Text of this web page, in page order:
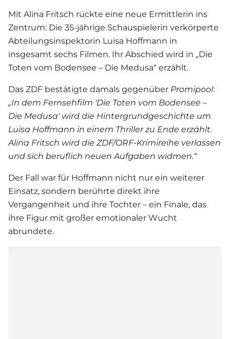
Mit Alina Fritsch rückte eine neue Ermittlerin ins
Zentrum: Die 35-jährige Schauspielerin verkörperte
Abteilungsinspektorin Luisa Hoffmann in
insgesamt sechs Filmen. Ihr Abschied wird in „Die
Toten vom Bodensee – Die Medusa“ erzählt.
Das ZDF bestätigte damals gegenüber Promipool:
„In dem Fernsehfilm 'Die Toten vom Bodensee –
Die Medusa' wird die Hintergrundgeschichte um
Luisa Hoffmann in einem Thriller zu Ende erzählt.
Alina Fritsch wird die ZDF/ORF-Krimireihe verlassen
und sich beruflich neuen Aufgaben widmen.“
Der Fall war für Hoffmann nicht nur ein weiterer
Einsatz, sondern berührte direkt ihre
Vergangenheit und ihre Tochter – ein Finale, das
ihre Figur mit großer emotionaler Wucht
abrundete.